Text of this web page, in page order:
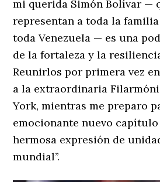
mi querida Simón Bolívar —
representan a toda la
toda Venezuela — es una
de la fortaleza y la
Reunirlos por primera vez
a la extraordinaria
York, mientras me preparo
emocionante nuevo
hermosa expresión de
mundial’’.